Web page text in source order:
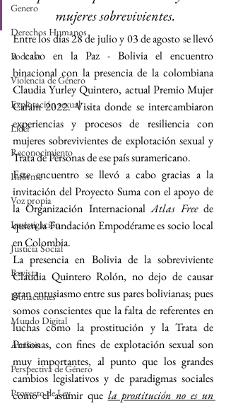
Genero
Derechos Humanos
Podcast
Violencia de Género
Explotación sexual
Líder
Reconocimiento
Informe
Voz propia
Investigación
Justicia Social
Revista
Donaciones
Mundo Digital
Análisis
Perspectiva de Género
Proyecto de Ley
mujeres sobrevivientes.
Entre los días 28 de julio y 03 de agosto se llevó
a cabo en la Paz - Bolivia el encuentro
binacional con la presencia de la colombiana
Claudia Yurley Quintero, actual Premio Mujer
Cafam 2022. Visita donde se intercambiaron
experiencias y procesos de resiliencia con
mujeres sobrevivientes de explotación sexual y
Trata de Personas de ese país suramericano.
Este encuentro se llevó a cabo gracias a la
invitación del Proyecto Suma con el apoyo de
la Organización Internacional Atlas Free de
quien la Fundación Empodérame es socio local
en Colombia.
La presencia en Bolivia de la sobreviviente
Claudia Quintero Rolón, no dejo de causar
gran entusiasmo entre sus pares bolivianas; pues
somos conscientes que la falta de referentes en
luchas como la prostitución y la Trata de
Personas, con fines de explotación sexual son
muy importantes, al punto que los grandes
cambios legislativos y de paradigmas sociales
como el asumir que la prostitución no es un